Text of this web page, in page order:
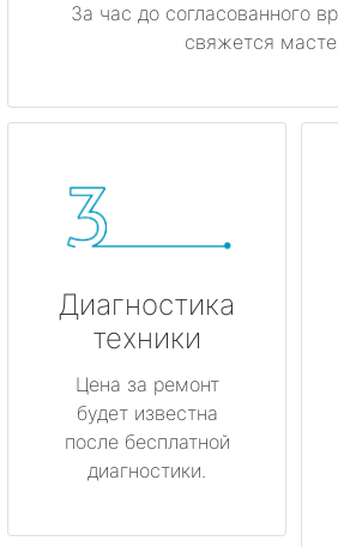
За час до согласованного
свяжется
Диагностика
техники
Цена за ремонт
будет известна
после бесплатной
диагностики.